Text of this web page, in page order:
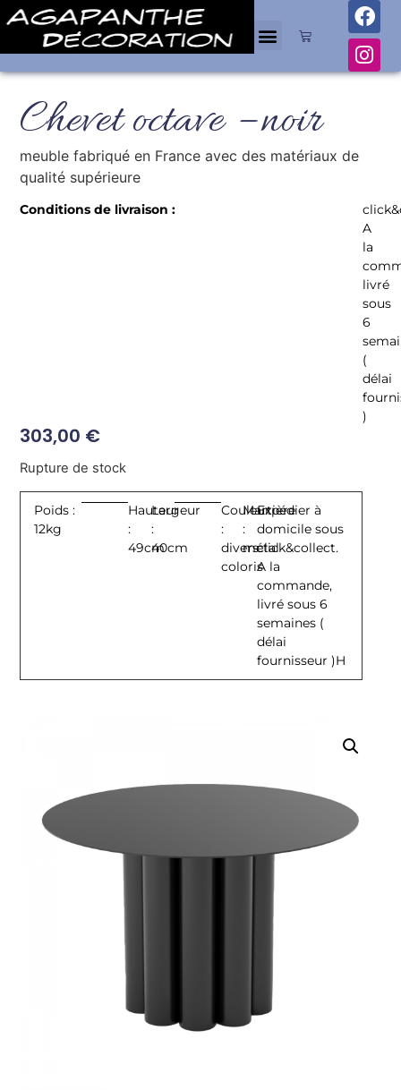
Chevet octave – noir
meuble fabriqué en France avec des matériaux de
qualité supérieure
Conditions de livraison :
A
la
livré
sous
6
(
délai
)
303,00 €
Rupture de stock
Poids :
12kg
Hauteur
:
49cm
Largeur
:
40cm
Couleur
:
divers
coloris
Martière
:
métal
Expédier à
domicile sous
click&collect.
A la
commande,
livré sous 6
semaines (
délai
fournisseur )H